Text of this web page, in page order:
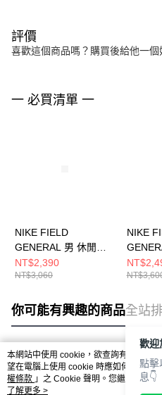
評價
喜歡這個商品嗎？購買後給他一個
一 必買清單 一
NIKE FIELD
GENERAL 男 休閒鞋
HF3165300
NT$2,390
NT$3,060
NIKE
你可能有興趣的商品全站
熱門標籤
本網站中使用 cookie，欲查詢有關本網
望在電腦上使用 cookie 時應如何變更電
權條款 」之 Cookie 聲明。您繼續使用
用條款之 Cookie 聲明使用 cookie。
了解更多 >
歡
點擊
息👇